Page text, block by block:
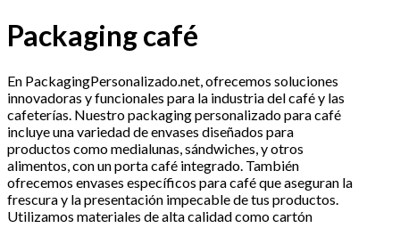
Packaging café
En PackagingPersonalizado.net, ofrecemos soluciones
innovadoras y funcionales para la industria del café y las
cafeterías. Nuestro packaging personalizado para café
incluye una variedad de envases diseñados para
productos como medialunas, sándwiches, y otros
alimentos, con un porta café integrado. También
ofrecemos envases específicos para café que aseguran la
frescura y la presentación impecable de tus productos.
Utilizamos materiales de alta calidad como cartón